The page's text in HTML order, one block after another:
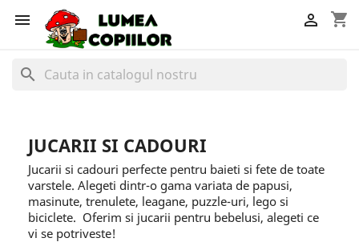
 shopping_cart

search
JUCARII SI CADOURI
Jucarii si cadouri perfecte pentru baieti si fete de toate
varstele. Alegeti dintr-o gama variata de papusi,
masinute, trenulete, leagane, puzzle-uri, lego si
biciclete. Oferim si jucarii pentru bebelusi, alegeti ce
vi se potriveste!